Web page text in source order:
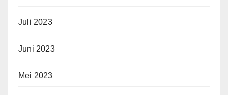
Juli 2023
Juni 2023
Mei 2023